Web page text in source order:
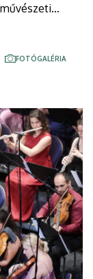
zenei
FOTÓGALÉRIA